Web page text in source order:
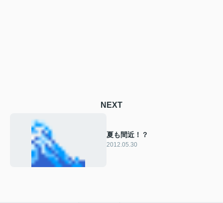
NEXT
夏も間近！？
2012.05.30